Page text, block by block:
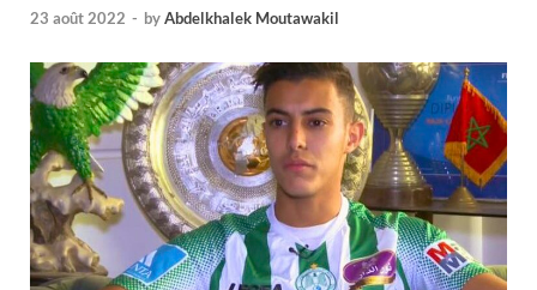
23 août 2022 - byAbdelkhalek Moutawakil